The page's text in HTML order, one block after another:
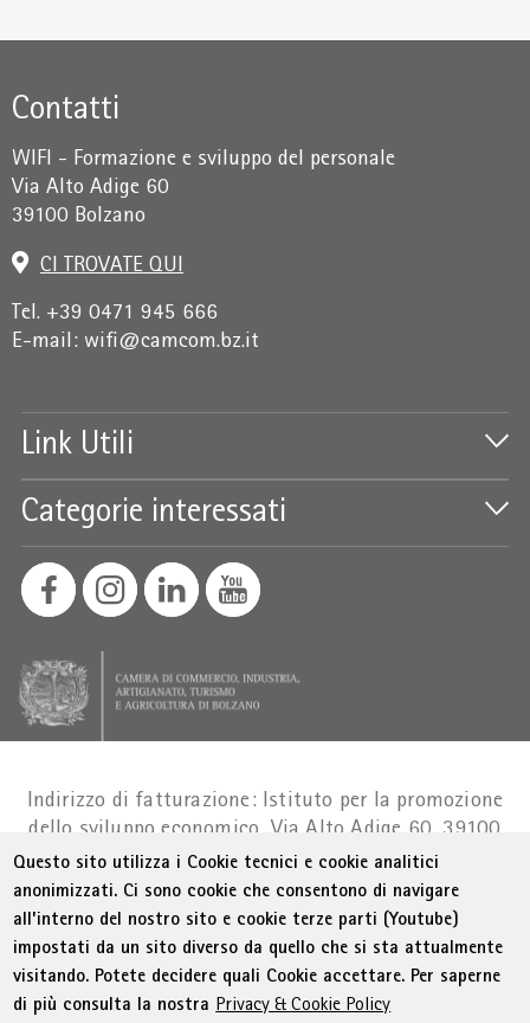
Contatti
WIFI - Formazione e sviluppo del personale
Via Alto Adige 60
39100 Bolzano
CI TROVATE QUI
Tel. +39 0471 945 666
E-mail: wifi@camcom.bz.it
Link Utili
Categorie interessati
Indirizzo di fatturazione: Istituto per la promozione
dello sviluppo economico, Via Alto Adige 60, 39100
BolzanoPart. IVA 01716880214|administration-
as@bz.legalmail.camcom.it
Menu Footer
© WIFI Colophon Privacy
Condizioni generali
Dichiarazione sull'accessibilità
Sitemap
Amministrazione trasparente
Cookie Policy
Questo sito utilizza i Cookie tecnici e cookie analitici
anonimizzati. Ci sono cookie che consentono di navigare
all’interno del nostro sito e cookie terze parti (Youtube)
impostati da un sito diverso da quello che si sta attualmente
visitando. Potete decidere quali Cookie accettare. Per saperne
di più consulta la nostra Privacy & Cookie Policy